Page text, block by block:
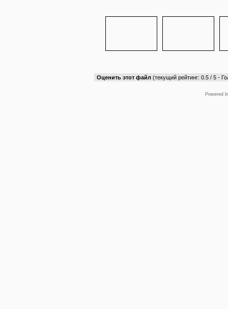
Оценить этот файл (текущий рейтинг: 0.5 / 5 -
Powered